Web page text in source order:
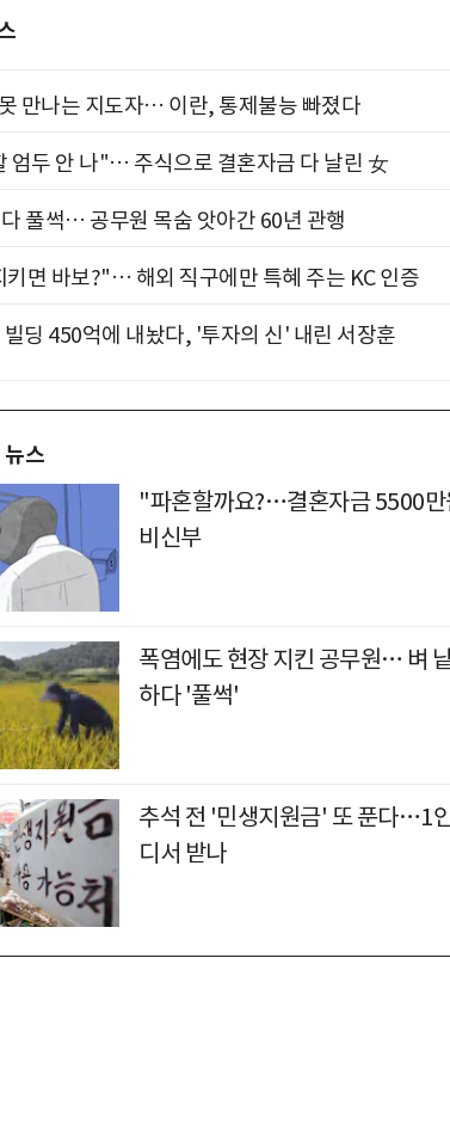
만나는 지도자… 이란, 통제불능 빠졌다
엄두 안 나"… 주식으로 결혼자금 다 날린 女
풀썩… 공무원 목숨 앗아간 60년 관행
키면 바보?"… 해외 직구에만 특혜 주는 KC 인증
딩 450억에 내놨다, '투자의 신' 내린 서장훈
뉴스
"파혼할까요?…결혼자금 5500만
비신부
폭염에도 현장 지킨 공무원… 벼
하다 '풀썩'
추석 전 '민생지원금' 또 푼다…1
디서 받나